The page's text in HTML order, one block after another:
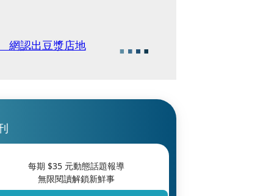
網認出豆漿店地
每期 $35元動態話題報導
無限閱讀解鎖新鮮事